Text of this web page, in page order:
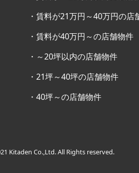
・賃料が21万円～40万円の店
・賃料が40万円～の店舗物件
・ ～20坪以内の店舗物件
・21坪～40坪の店舗物件
・40坪～の店舗物件
Kitaden Co.,Ltd. All Rights reserved.